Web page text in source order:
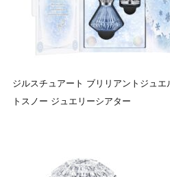
ジルスチュアート ブリリアントジュエ
トスノー ジュエリーシアター